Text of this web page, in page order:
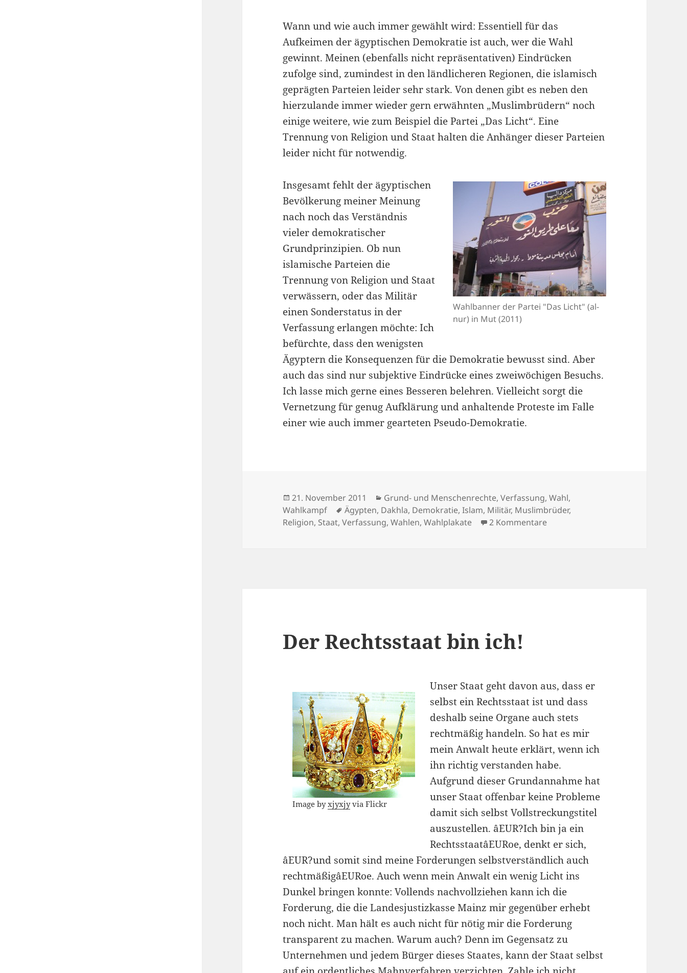
Wann und wie auch immer gewählt wird: Essentiell für das
Aufkeimen der ägyptischen Demokratie ist auch, wer die Wahl
gewinnt. Meinen (ebenfalls nicht repräsentativen) Eindrücken
zufolge sind, zumindest in den ländlicheren Regionen, die islamisch
geprägten Parteien leider sehr stark. Von denen gibt es neben den
hierzulande immer wieder gern erwähnten „Muslimbrüdern“ noch
einige weitere, wie zum Beispiel die Partei „Das Licht“. Eine
Trennung von Religion und Staat halten die Anhänger dieser Parteien
leider nicht für notwendig.
Wahlbanner der Partei "Das Licht" (al-
nur) in Mut (2011)
Insgesamt fehlt der ägyptischen
Bevölkerung meiner Meinung
nach noch das Verständnis
vieler demokratischer
Grundprinzipien. Ob nun
islamische Parteien die
Trennung von Religion und Staat
verwässern, oder das Militär
einen Sonderstatus in der
Verfassung erlangen möchte: Ich
befürchte, dass den wenigsten
Ägyptern die Konsequenzen für die Demokratie bewusst sind. Aber
auch das sind nur subjektive Eindrücke eines zweiwöchigen Besuchs.
Ich lasse mich gerne eines Besseren belehren. Vielleicht sorgt die
Vernetzung für genug Aufklärung und anhaltende Proteste im Falle
einer wie auch immer gearteten Pseudo-Demokratie.
Veröffentlicht
am
21. November 2011 Kategorien
Grund- und Menschenrechte,Verfassung,Wahl,
Wahlkampf
Schlagwörter
Ägypten, Dakhla, Demokratie,Islam, Militär, Muslimbrüder,
Religion, Staat,Verfassung,Wahlen,Wahlplakate 2 Kommentarezu In Ägypten wird gewählt, glaub
Der Rechtsstaat bin ich!
Image byxjyxjyvia Flickr
Unser Staat geht davon aus, dass er
selbst ein Rechtsstaat ist und dass
deshalb seine Organe auch stets
rechtmäßig handeln. So hat es mir
mein Anwalt heute erklärt, wenn ich
ihn richtig verstanden habe.
Aufgrund dieser Grundannahme hat
unser Staat offenbar keine Probleme
damit sich selbst Vollstreckungstitel
auszustellen. âEUR?Ich bin ja ein
RechtsstaatâEURoe, denkt er sich,
âEUR?und somit sind meine Forderungen selbstverständlich auch
rechtmäßigâEURoe. Auch wenn mein Anwalt ein wenig Licht ins
Dunkel bringen konnte: Vollends nachvollziehen kann ich die
Forderung, die die Landesjustizkasse Mainz mir gegenüber erhebt
noch nicht. Man hält es auch nicht für nötig mir die Forderung
transparent zu machen. Warum auch? Denn im Gegensatz zu
Unternehmen und jedem Bürger dieses Staates, kann der Staat selbst